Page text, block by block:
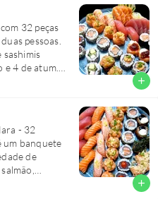
32 peças
pessoas.
sashimis
e 4 de atum.
de salmão
geleia.
2 uramakis
spicy e 2
rolls de
um festival
add
- 32
um banquete
de
add